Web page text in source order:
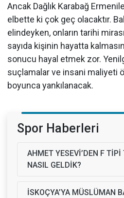
Ancak Dağlık Karabağ
elbette ki çok geç olacaktır.
elindeyken, onların tarihi
sayıda kişinin hayatta
sonucu hayal etmek zor.
suçlamalar ve insani maliyeti
boyunca yankılanacak.
Spor Haberleri
AHMET YESEVİ’DEN F
NASIL GELDİK?
İSKOÇYA’YA MÜSLÜMAN